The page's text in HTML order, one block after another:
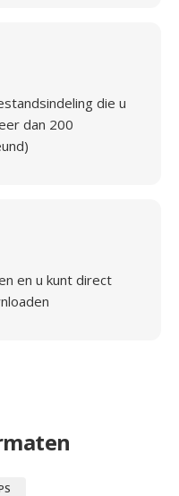
die u
dan 200
en u kunt direct